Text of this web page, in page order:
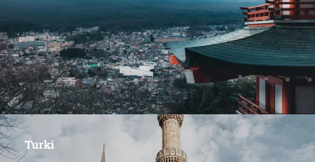
Turki